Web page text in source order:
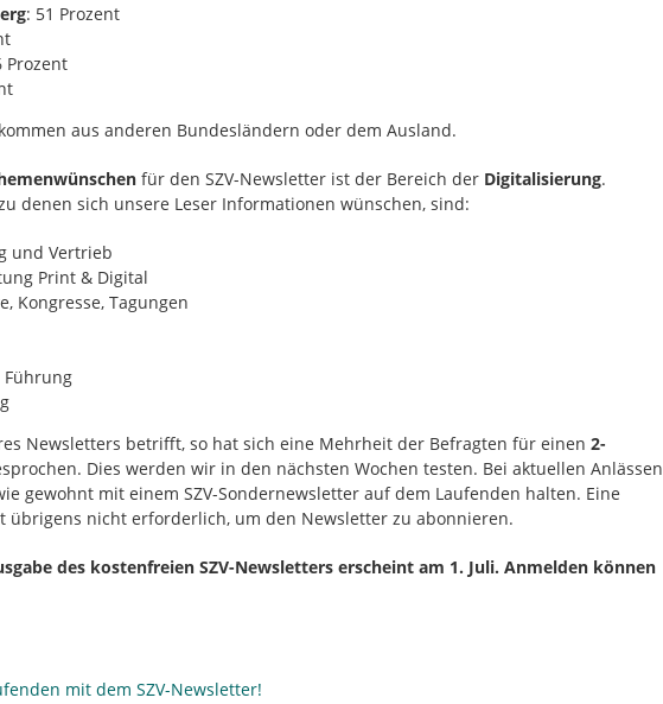
: 51 Prozent
Prozent
aus anderen Bundesländern oder dem Ausland.
für den SZV-Newsletter ist der Bereich der Digitalisierung.
denen sich unsere Leser Informationen wünschen, sind:
und Vertrieb
Print & Digital
Kongresse, Tagungen
Newsletters betrifft, so hat sich eine Mehrheit der Befragten für einen 2-
Dies werden wir in den nächsten Wochen testen. Bei aktuellen Anlässen
gewohnt mit einem SZV-Sondernewsletter auf dem Laufenden halten. Eine
übrigens nicht erforderlich, um den Newsletter zu abonnieren.
des kostenfreien SZV-Newsletters erscheint am 1. Juli. Anmelden können
mit dem SZV-Newsletter!